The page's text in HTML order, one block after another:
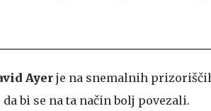
Ayerje na snemalnih
bi se na ta način bolj povezali.